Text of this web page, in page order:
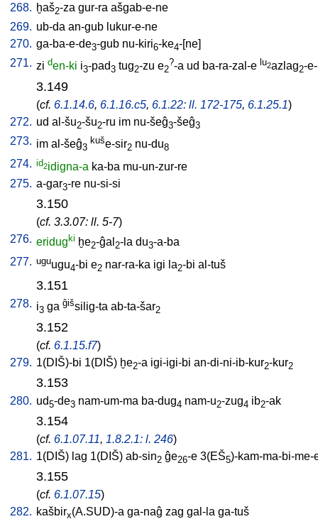
268. ḫaš2-za gur-ra ašgab-e-ne
269. ub-da an-gub lukur-e-ne
270. ga-ba-e-de3-gub nu-kiri6-ke4-[ne]
271. zi den-ki i3-pad3 tug2-zu e2
?-a ud ba-ra-zal-e lu2azlag2-
3.149
(cf. 6.1.14.6, 6.1.16.c5, 6.1.22: ll. 172-175, 6.1.25.1)
272. ud al-šu2-šu2-ru im nu-šeĝ3-šeĝ3
273. im al-šeĝ3
kuše-sir2 nu-du8
274. id2idigna-a ka-ba mu-un-zur-re
275. a-gar3-re nu-si-si
3.150
(cf. 3.3.07: ll. 5-7)
276. eridugki ḫe2-ĝal 2-la du3-a-ba
277. uguugu4-bi e2 nar-ra-ka igi la2-bi al-tuš
3.151
278. i3 ga ĝišsilig-ta ab-ta-šar2
3.152
(cf. 6.1.15.f7)
279. 1(DIŠ)-bi 1(DIŠ) ḫe2-a igi-igi-bi an-di-ni-ib-kur2-kur2
3.153
280. ud5-de3 nam-um-ma ba-dug4 nam-u2-zug4 ib2-ak
3.154
(cf. 6.1.07.11, 1.8.2.1: l. 246)
281. 1(DIŠ) lag 1(DIŠ) ab-sin2 ĝe26-e 3(EŠ5)-kam-ma-bi-me-
3.155
(cf. 6.1.07.15)
282. kašbirx(A.SUD)-a ga-naĝ zag gal-la ga-tuš